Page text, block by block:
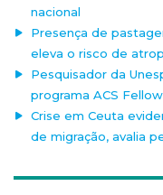
nacional
Presença de
eleva o risco de
Pesquisador da
programa ACS
Crise em Ceuta
de migração, avalia